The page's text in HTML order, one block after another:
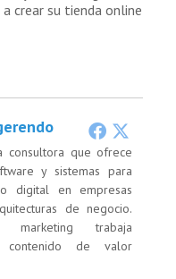
crear su tienda online
consultora que ofrece
y sistemas para
digital en empresas
de negocio.
marketing trabaja
contenido de valor